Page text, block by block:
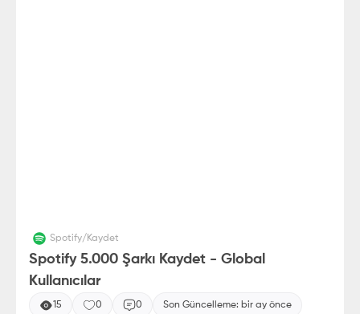
Spotify/ Kaydet
Spotify 5.000 Şarkı Kaydet - Global
Kullanıcılar
Son Güncelleme: bir ay önce
15 0 0